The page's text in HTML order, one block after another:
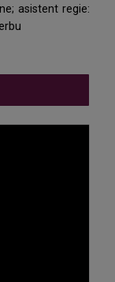
asistent regie: